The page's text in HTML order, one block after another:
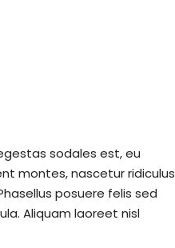
sodales est, eu
montes, nascetur ridiculus
posuere felis sed
Aliquam laoreet nisl